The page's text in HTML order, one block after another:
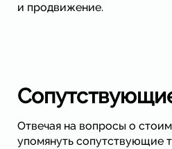
и продвижение.
Отвечая на вопросы о
упомянуть сопутствующие